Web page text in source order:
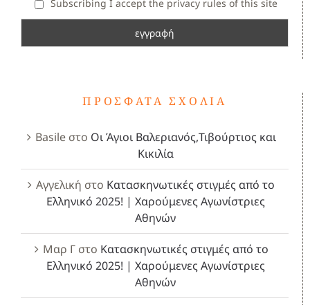
Subscribing I accept the privacy rules of this site
ΠΡΌΣΦΑΤΑ ΣΧΌΛΙΑ
Basileστο Οι Άγιοι Βαλεριανός,Τιβούρτιος και
Κικιλία
Αγγελική στο Κατασκηνωτικές στιγμές από το
Ελληνικό 2025! | Χαρούμενες Αγωνίστριες
Αθηνών
Μαρ Γστο Κατασκηνωτικές στιγμές από το
Ελληνικό 2025! | Χαρούμενες Αγωνίστριες
Αθηνών